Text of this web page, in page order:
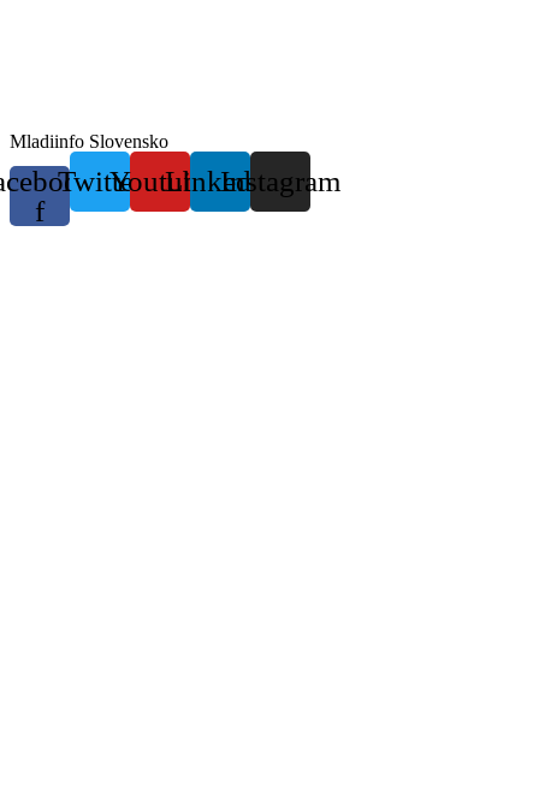
Mladiinfo Slovensko
f
TwitterYoutubeLinkedinInstagram